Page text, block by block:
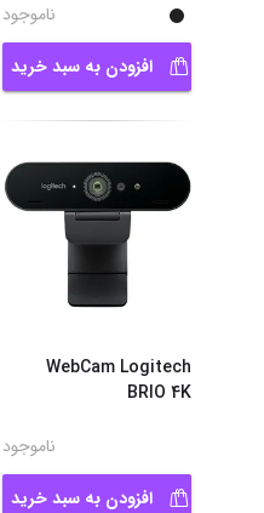
ناموجود
افزودن به سبد خرید
WebCam Logitech
BRIO 4K
ناموجود
افزودن به سبد خرید